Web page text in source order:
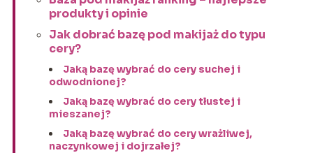
produkty i opinie
Jak dobrać bazę pod makijaż do typu
cery?
Jaką bazę wybrać do cery suchej i
odwodnionej?
Jaką bazę wybrać do cery tłustej i
mieszanej?
Jaką bazę wybrać do cery wrażliwej,
naczynkowej i dojrzałej?